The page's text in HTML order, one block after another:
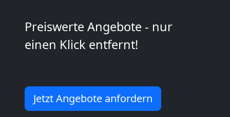
Preiswerte Angebote - nur
einen Klick entfernt!
Jetzt Angebote anfordern
Kleiner
Umzug
Neustadt